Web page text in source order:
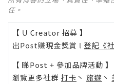
任。
【 U Creator 招募 】
出Post賺現金獎賞 l 登記《
【 睇Post + 參加品牌活動 】
瀏覽更多社群 打卡 丶 旅遊 丶